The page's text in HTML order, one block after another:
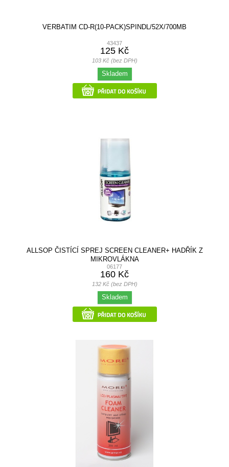
VERBATIM CD-R(10-PACK)SPINDL/52X/700MB
43437
125 Kč
103 Kč (bez DPH)
Skladem
ALLSOP ČISTÍCÍ SPREJ SCREEN CLEANER+ HADŘÍK Z
MIKROVLÁKNA
06177
160 Kč
132 Kč (bez DPH)
Skladem